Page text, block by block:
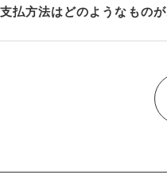
支払方法はどのようなもの